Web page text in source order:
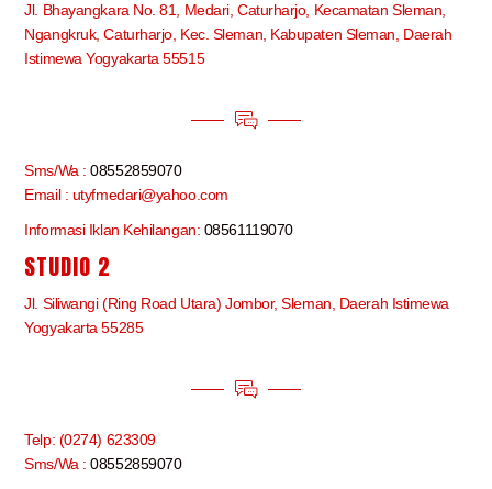
Jl. Bhayangkara No. 81, Medari, Caturharjo, Kecamatan Sleman,
Ngangkruk, Caturharjo, Kec. Sleman, Kabupaten Sleman, Daerah
Istimewa Yogyakarta 55515
Sms/Wa :08552859070
Email : utyfmedari@yahoo.com
Informasi Iklan Kehilangan: 08561119070
STUDIO 2
Jl. Siliwangi (Ring Road Utara) Jombor, Sleman, Daerah Istimewa
Yogyakarta 55285
Telp: (0274) 623309
Sms/Wa :08552859070